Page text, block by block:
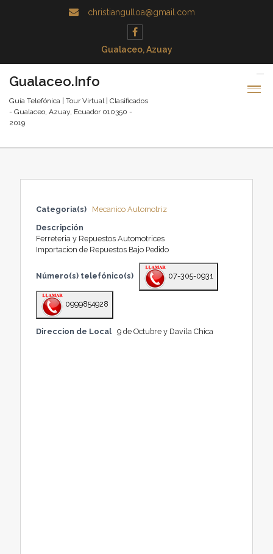
christiangulloa@gmail.com
Gualaceo, Azuay
Gualaceo.Info
Guía Telefónica | Tour Virtual | Clasificados
- Gualaceo, Azuay, Ecuador 010350 -
2019
Categoria(s)
Mecanico Automotriz
Descripción
Ferreteria y Repuestos Automotrices
Importacion de Repuestos Bajo Pedido
Número(s) telefónico(s) 07-305-0931
0999854928
Direccion de Local 9 de Octubre y Davila Chica